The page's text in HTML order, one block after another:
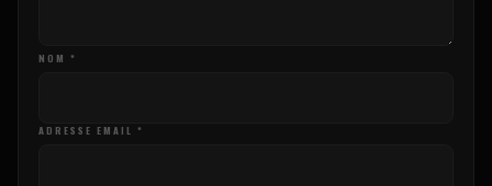
NOM *
ADRESSE EMAIL *